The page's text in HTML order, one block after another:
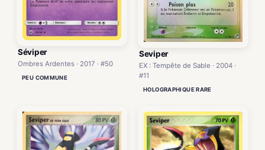
Séviper
Ombres Ardentes · 2017 · #50
PEU COMMUNE
Seviper
EX : Tempête de Sable · 2004 ·
#11
HOLOGRAPHIQUE RARE